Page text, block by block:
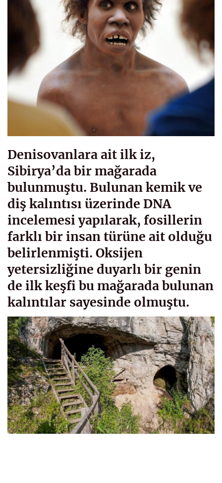
Denisovanlara ait ilk iz,
Sibirya’da bir mağarada
bulunmuştu. Bulunan kemik ve
diş kalıntısı üzerinde DNA
incelemesi yapılarak, fosillerin
farklı bir insan türüne ait olduğu
belirlenmişti. Oksijen
yetersizliğine duyarlı bir genin
de ilk keşfi bu mağarada bulunan
kalıntılar sayesinde olmuştu.